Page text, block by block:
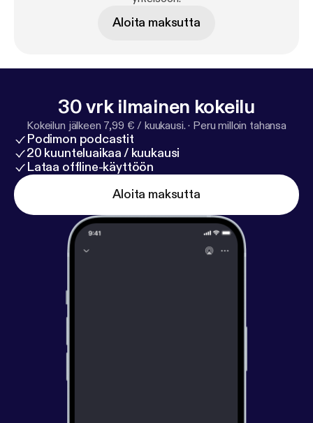
Aloita maksutta
30 vrk ilmainen kokeilu
Kokeilun jälkeen 7,99 € / kuukausi. · Peru milloin tahansa
Podimon podcastit
20 kuunteluaikaa / kuukausi
Lataa offline-käyttöön
Aloita maksutta